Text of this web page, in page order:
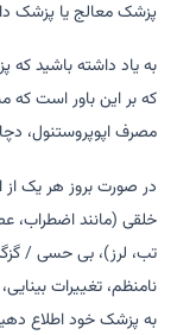
پزشک معالج یا پزشک
به یاد داشته باشید که
که بر این باور است که
مصرف اپوپروستنول،
در صورت بروز هر یک
خلقی (مانند اضطراب،
تب، لرز)، بی حسی /
نامنظم، تغییرات
به پزشک خود اطلاع